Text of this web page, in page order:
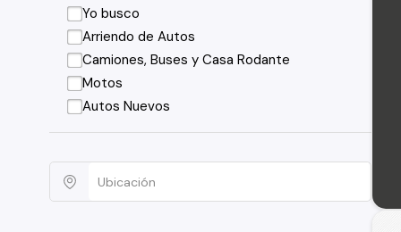
Yo busco
Arriendo de Autos
Camiones, Buses y Casa Rodante
Motos
Autos Nuevos